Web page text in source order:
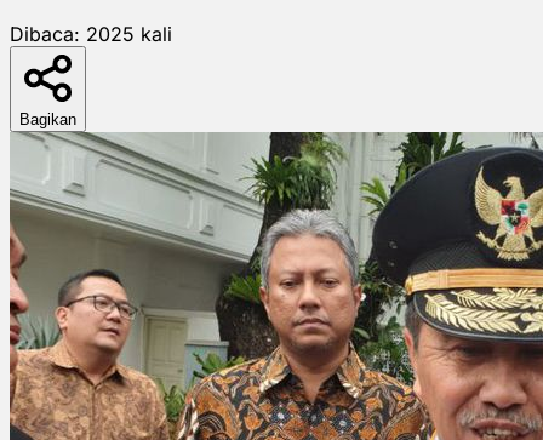
Dibaca: 2025 kali
Bagikan